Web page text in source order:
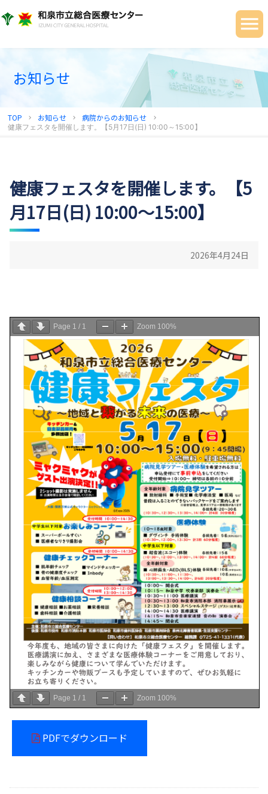
地域連携センター
お知らせ
TOP chevron_right お知らせ chevron_right 病院からのお知らせ chevron_right
健康フェスタを開催します。【5月17日(日) 10:00～15:00】
健康フェスタを開催します。【5
月17日(日) 10:00～15:00】
2026年4月24日
Page 1 / 1 Zoom 100%
Page 1 / 1 Zoom 100%
PDFでダウンロード